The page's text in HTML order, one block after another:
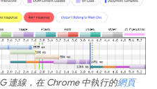
連線，在 Chrome 中執行的網頁